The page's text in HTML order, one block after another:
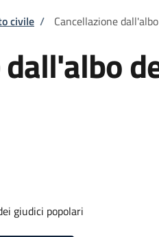
civile / Cancellazione
giudici popolari